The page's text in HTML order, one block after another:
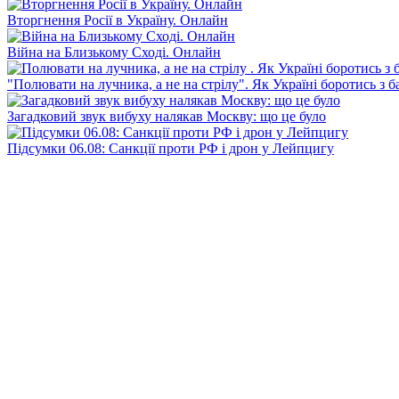
Вторгнення Росії в Україну. Онлайн
Війна на Близькому Сході. Онлайн
"Полювати на лучника, а не на стрілу". Як Україні боротись з
Загадковий звук вибуху налякав Москву: що це було
Підсумки 06.08: Санкції проти РФ і дрон у Лейпцигу